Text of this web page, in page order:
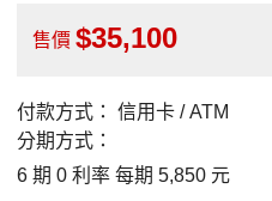
售價 35,100
付款方式：
信用卡 / ATM
分期方式：
6 期 0 利率 每期 5,850 元